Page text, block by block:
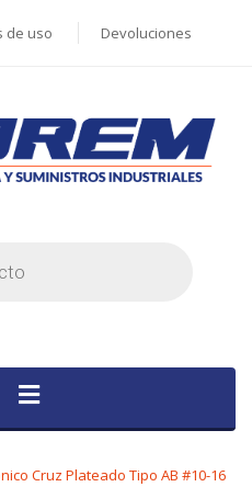
de uso Devoluciones
Cruz Plateado Tipo AB #10-16